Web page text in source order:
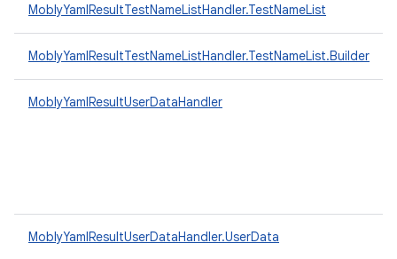
MoblyYamlResultTestNameListHandler.TestNameList
MoblyYamlResultTestNameListHandler.TestNameList.Builder
MoblyYamlResultUserDataHandler
MoblyYamlResultUserDataHandler.UserData